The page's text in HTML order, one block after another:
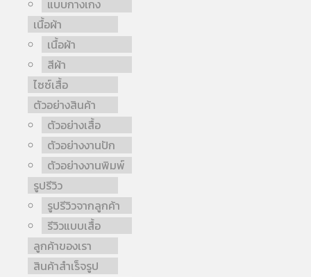
แบบกางเกง
เนื้อผ้า
เนื้อผ้า
สีผ้า
ไซซ์เสื้อ
ตัวอย่างสินค้า
ตัวอย่างเสื้อ
ตัวอย่างงานปัก
ตัวอย่างงานพิมพ์
รูปรีวิว
รูปรีวิวจากลูกค้า
รีวิวแบบเสื้อ
ลูกค้าของเรา
สินค้าสำเร็จรูป